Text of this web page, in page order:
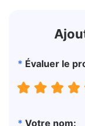
* Évaluer le
* Votre nom: